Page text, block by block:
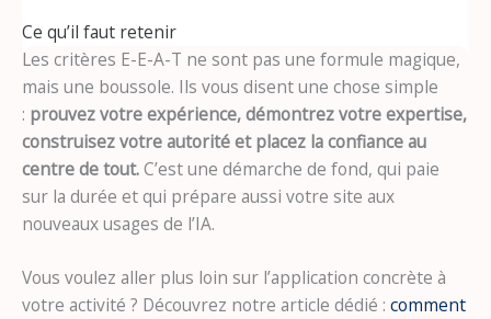
Ce qu’il faut retenir
Les critères E-E-A-T ne sont pas une formule magique,
mais une boussole. Ils vous disent une chose simple
: prouvez votre expérience, démontrez votre expertise,
construisez votre autorité et placez la confiance au
centre de tout.C’est une démarche de fond, qui paie
sur la durée et qui prépare aussi votre site aux
nouveaux usages de l’IA.
Vous voulez aller plus loin sur l’application concrète à
votre activité ? Découvrez notre article dédié : comment